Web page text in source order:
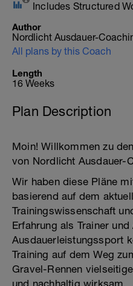
Includes Structured
Author
Nordlicht Ausdauer-
All plans by this Coach
Length
16 Weeks
Plan Description
Moin! Willkommen zu
von Nordlicht Ausdauer-
Wir haben diese Pläne
basierend auf dem
Trainingswissenschaft
Erfahrung als Trainer
Ausdauerleistungssport
Training auf dem Weg
Gravel-Rennen
und nachhaltig wirksam.